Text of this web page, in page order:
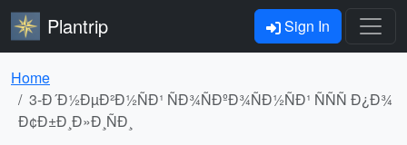
Plantrip Sign In
Home
3-Ð´Ð½ÐµÐ²Ð½ÑÐ¹ ÑÐ¾ÑÐºÐ¾ÑÐ½ÑÐ¹ ÑÑÑ Ð¿Ð¾
Ð¢Ð±Ð¸Ð»Ð¸ÑÐ¸